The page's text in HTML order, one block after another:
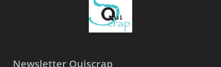
Newsletter Quiscrap